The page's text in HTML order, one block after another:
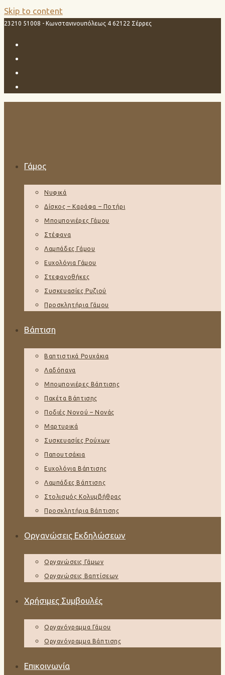
Skip to content
23210 51008 - Κωνστανινουπόλεως 4 62122 Σέρρες
Γάμος
Νυφικά
Δίσκος – Καράφα – Ποτήρι
Μπομπονιέρες Γάμου
Στέφανα
Λαμπάδες Γάμου
Ευχολόγια Γάμου
Στεφανοθήκες
Συσκευασίες Ρυζιού
Προσκλητήρια Γάμου
Βάπτιση
Βαπτιστικά Ρουχάκια
Λαδόπανα
Μπομπονιέρες Βάπτισης
Πακέτα Βάπτισης
Ποδιές Νονού – Νονάς
Μαρτυρικά
Συσκευασίες Ρούχων
Παπουτσάκια
Ευχολόγια Βάπτισης
Λαμπάδες Βάπτισης
Στολισμός Κολυμβήθρας
Προσκλητήρια Βάπτισης
Οργανώσεις Εκδηλώσεων
Οργανώσεις Γάμων
Οργανώσεις Βαπτίσεων
Χρήσιμες Συμβουλές
Οργανόγραμμα Γάμου
Οργανόγραμμα Βάπτισης
Επικοινωνία